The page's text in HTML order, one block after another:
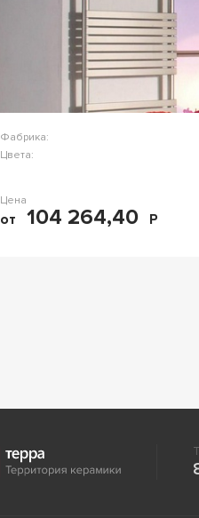
Фабрика:
Цвета:
Цена
от 104 264,40 Р